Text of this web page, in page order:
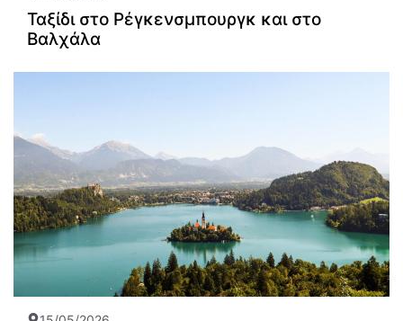
Ταξίδι στο Ρέγκενσμπουργκ και στο
Βαλχάλα